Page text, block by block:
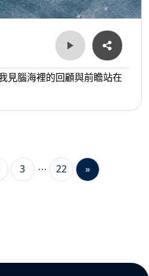
見腦海裡的回顧與前瞻站在
3 22 »